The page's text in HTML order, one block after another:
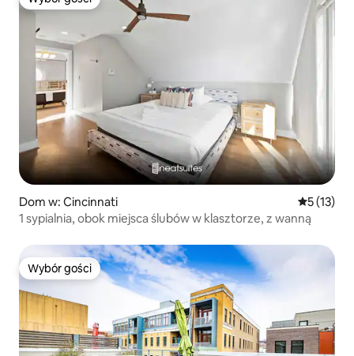
Wybór gości
Dom w: Cincinnati Średnia
5 (13)
1 sypialnia, obok miejsca ślubów w klasztorze, z wanną
Wybór gości
Wybór gości